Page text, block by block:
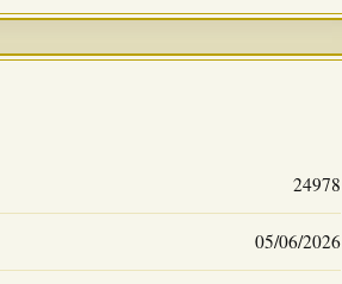
24978
05/06/2026